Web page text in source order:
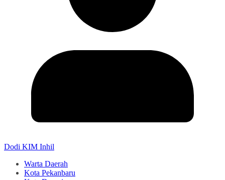
Dodi KIM Inhil
Warta Daerah
Kota Pekanbaru